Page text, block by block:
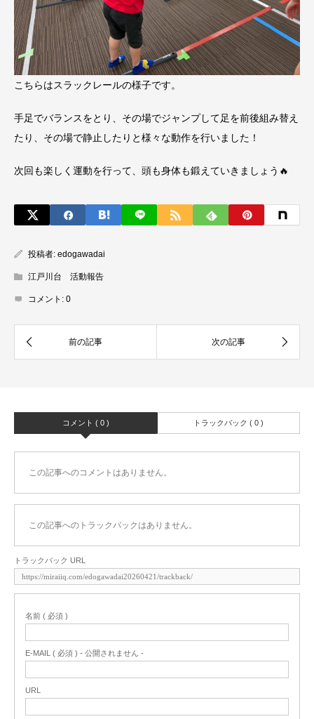
こちらはスラックレールの様子です。
手足でバランスをとり、その場でジャンプして足を前後組み替え
たり、その場で静止したりと様々な動作を行いました！
次回も楽しく運動を行って、頭も身体も鍛えていきましょう🔥
投稿者: edogawadai
江戸川台 活動報告
コメント: 0
コメント ( 0 ) トラックバック ( 0 )
この記事へのコメントはありません。
この記事へのトラックバックはありません。
トラックバック URL
名前 ( 必須 )
E-MAIL ( 必須 ) - 公開されません -
URL